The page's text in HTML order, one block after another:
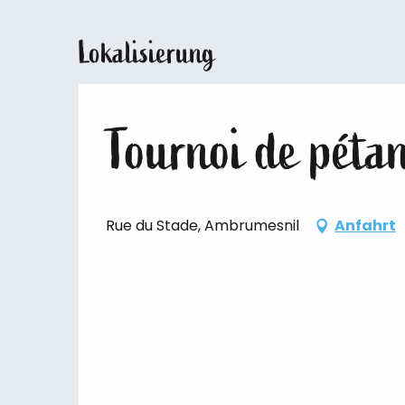
Lokalisierung
Tournoi de
Rue du Stade, Ambrumesnil Anfahrt